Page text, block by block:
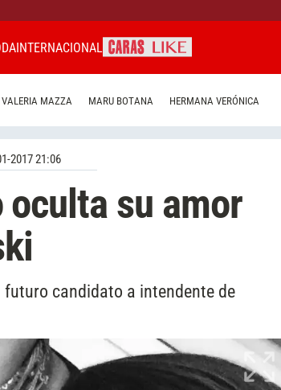
INTERNACIONAL
VALERIA MAZZA MARU BOTANA HERMANA VERÓNICA
2017 21:06
su amor
candidato a intendente de